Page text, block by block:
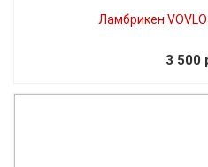
Ламбрикен
3 500